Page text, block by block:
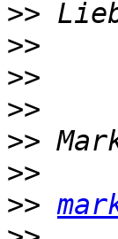
>>
>>
>>
>>
>>
>>
>>